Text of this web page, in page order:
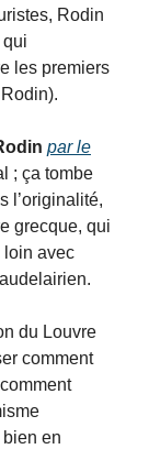
Rodin
qui
les premiers
par le
; ça tombe
l’originalité,
grecque, qui
loin avec
du Louvre
comment
en